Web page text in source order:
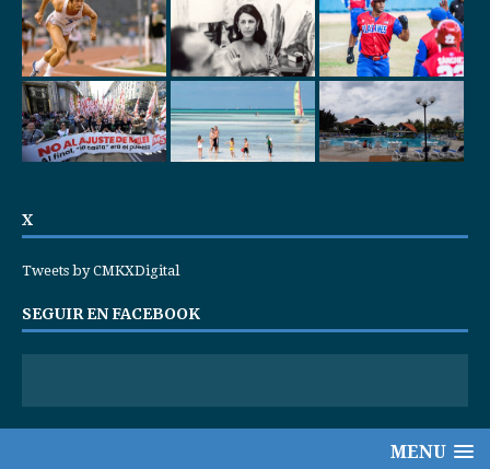
X
Tweets by CMKXDigital
SEGUIR EN FACEBOOK
MENU